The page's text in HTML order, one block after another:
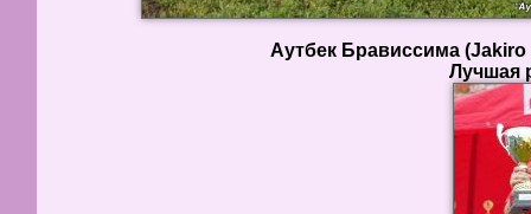
Аутбек Брависсима (Jakiro
Лучшая